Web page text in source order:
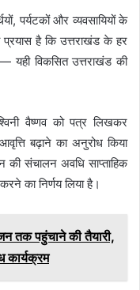
पर्यटकों और व्यवसायियों के
प्रयास है कि उत्तराखंड के हर
यही विकसित उत्तराखंड की
वैष्णव को पत्र लिखकर
बढ़ाने का अनुरोध किया
संचालन अवधि साप्ताहिक
का निर्णय लिया है।
तक पहुंचाने की तैयारी,
कार्यक्रम